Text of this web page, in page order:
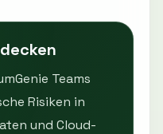
Teams
Risiken in
und Cloud-